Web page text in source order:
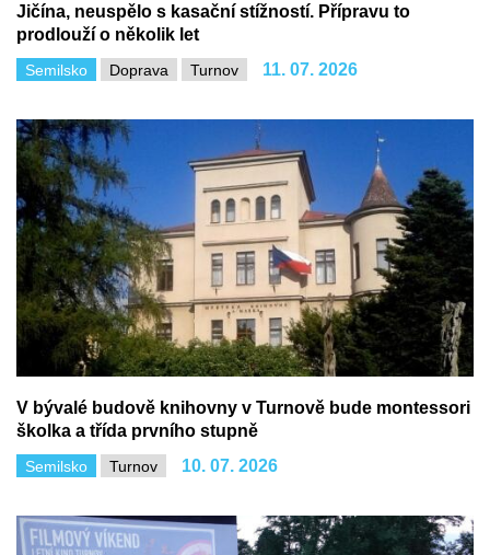
Jičína, neuspělo s kasační stížností. Přípravu to
prodlouží o několik let
Doprava
Semilsko Turnov 11. 07. 2026
V bývalé budově knihovny v Turnově bude montessori
školka a třída prvního stupně
Semilsko Turnov 10. 07. 2026